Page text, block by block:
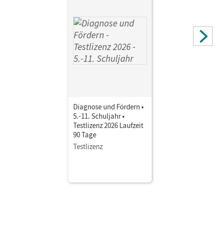
Diagnose und Fördern •
5.-11. Schuljahr •
Testlizenz 2026 Laufzeit
90 Tage
Testlizenz